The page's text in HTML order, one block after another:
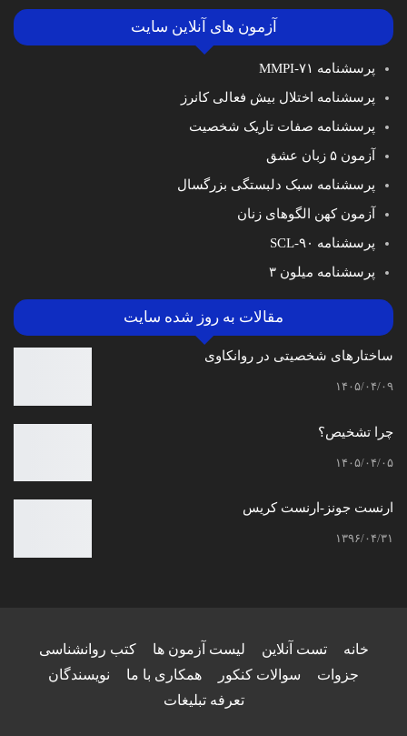
آزمون های آنلاین سایت
پرسشنامه MMPI-۷۱
پرسشنامه اختلال بیش فعالی کانرز
پرسشنامه صفات تاریک شخصیت
آزمون ۵ زبان عشق
پرسشنامه سبک دلبستگی بزرگسال
آزمون کهن الگوهای زنان
پرسشنامه SCL-۹۰
پرسشنامه میلون ۳
مقالات به روز شده سایت
ساختارهای شخصیتی در روانکاوی
۱۴۰۵/۰۴/۰۹
چرا تشخیص؟
۱۴۰۵/۰۴/۰۵
ارنست جونز-ارنست کریس
۱۳۹۶/۰۴/۳۱
خانه تست آنلاین لیست آزمون ها
کتب روانشناسی
جزوات
سوالات کنکور همکاری با ما
نویسندگان
تعرفه تبلیغات